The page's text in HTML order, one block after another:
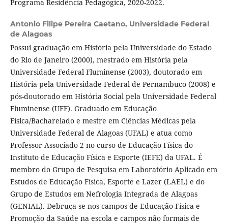
Programa Residência Pedagógica, 2020-2022.
Antonio Filipe Pereira Caetano, Universidade Federal
de Alagoas
Possui graduação em História pela Universidade do Estado
do Rio de Janeiro (2000), mestrado em História pela
Universidade Federal Fluminense (2003), doutorado em
História pela Universidade Federal de Pernambuco (2008) e
pós-doutorado em História Social pela Universidade Federal
Fluminense (UFF). Graduado em Educação
Física/Bacharelado e mestre em Ciências Médicas pela
Universidade Federal de Alagoas (UFAL) e atua como
Professor Associado 2 no curso de Educação Física do
Instituto de Educação Física e Esporte (IEFE) da UFAL. É
membro do Grupo de Pesquisa em Laboratório Aplicado em
Estudos de Educação Física, Esporte e Lazer (LAEL) e do
Grupo de Estudos em Nefrologia Integrada de Alagoas
(GENIAL). Debruça-se nos campos de Educação Física e
Promoção da Saúde na escola e campos não formais de